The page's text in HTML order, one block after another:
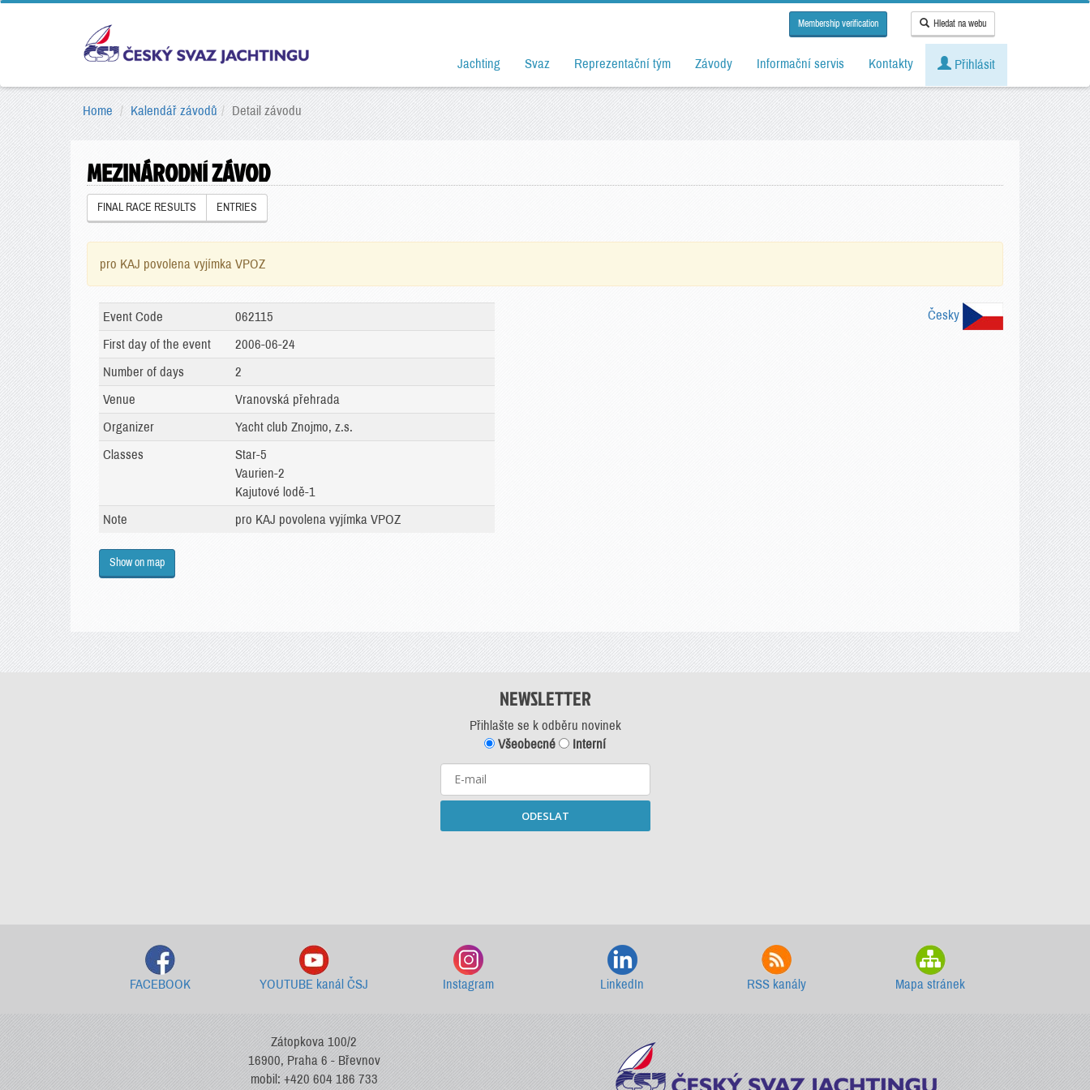
Membership verification Hledat na webu
Jachting Svaz Reprezentační tým Závody Informační servis Kontakty Přihlásit
Home Kalendář závodů Detail závodu
MEZINÁRODNÍ ZÁVOD
FINAL RACE RESULTS ENTRIES
pro KAJ povolena vyjímka VPOZ
Česky
Event Code
062115
First day of the event
2006-06-24
Number of days
2
Venue
Vranovská přehrada
Organizer
Yacht club Znojmo, z.s.
Classes
Star-5
Vaurien-2
Kajutové lodě-1
Note
pro KAJ povolena vyjímka VPOZ
Show on map
NEWSLETTER
Přihlašte se k odběru novinek
Všeobecné
Interní
ODESLAT
FACEBOOK YOUTUBE kanál ČSJ Instagram LinkedIn RSS kanály Mapa stránek
Zátopkova 100/2
16900, Praha 6 - Břevnov
mobil: +420 604 186 733